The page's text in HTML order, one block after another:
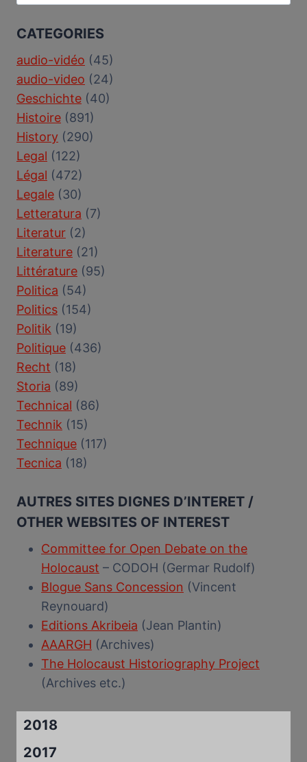
for:
CATEGORIES
audio-vidéo (45)
audio-video (24)
Geschichte (40)
Histoire (891)
History (290)
Legal (122)
Légal (472)
Legale (30)
Letteratura (7)
Literatur (2)
Literature (21)
Littérature (95)
Politica (54)
Politics (154)
Politik (19)
Politique (436)
Recht (18)
Storia (89)
Technical (86)
Technik (15)
Technique (117)
Tecnica (18)
AUTRES SITES DIGNES D’INTERET /
OTHER WEBSITES OF INTEREST
Committee for Open Debate on the
Holocaust – CODOH (Germar Rudolf)
Blogue Sans Concession (Vincent
Reynouard)
Editions Akribeia (Jean Plantin)
AAARGH (Archives)
The Holocaust Historiography Project
(Archives etc.)
2018
2017